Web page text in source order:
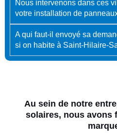
Nous intervenons dans ces
votre installation de
A qui faut-il envoyé sa
si on habite à Saint-Hilaire-
Au sein de notre
solaires, nous avons